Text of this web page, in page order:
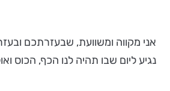
אני מקווה ומשוועת, שבעזרתכם
נגיע ליום שבו תהיה לנו הכף, הכוס